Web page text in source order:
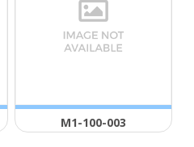
Μ1-100-003